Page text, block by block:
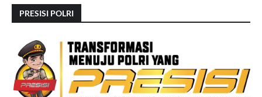
PRESISI POLRI